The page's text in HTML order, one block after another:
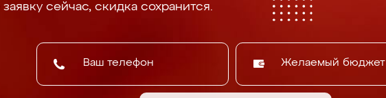
заявку сейчас, скидка сохранится.
Желаемый бюджет